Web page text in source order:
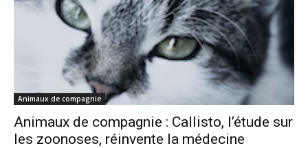
Animaux de compagnie
Animaux de compagnie : Callisto, l’étude sur
les zoonoses, réinvente la médecine